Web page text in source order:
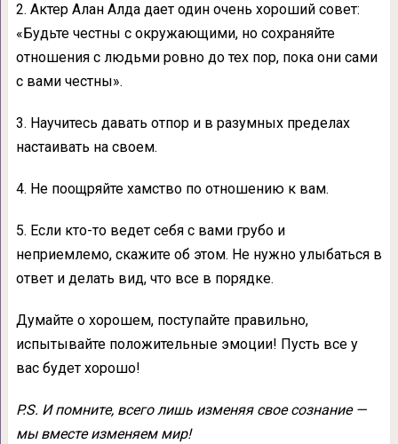
2. Актер Алан Алда дает один очень хороший совет:
«Будьте честны с окружающими, но сохраняйте
отношения с людьми ровно до тех пор, пока они сами
с вами честны».
3. Научитесь давать отпор и в разумных пределах
настаивать на своем.
4. Не поощряйте хамство по отношению к вам.
5. Если кто-то ведет себя с вами грубо и
неприемлемо, скажите об этом. Не нужно улыбаться в
ответ и делать вид, что все в порядке.
Думайте о хорошем, поступайте правильно,
испытывайте положительные эмоции! Пусть все у
вас будет хорошо!
P.S. И помните, всего лишь изменяя свое сознание —
мы вместе изменяем мир!